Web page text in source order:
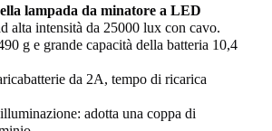
lampada da minatore a LED
alta intensità da 25000 lux con cavo.
g e grande capacità della batteria 10,4
da 2A, tempo di ricarica
adotta una coppa di